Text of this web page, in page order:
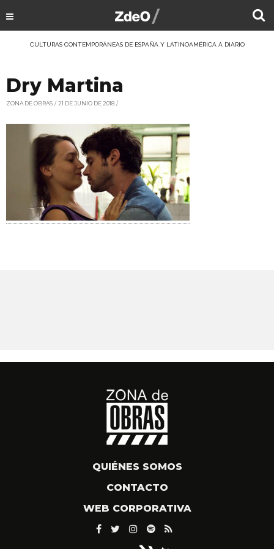
CULTURAS CONTEMPORÁNEAS DE ESPAÑA Y LATINOAMÉRICA A DIARIO
Dry Martina
ZONA DE OBRAS 21 DE JUNIO DE 2018
QUIÉNES SOMOS
CONTACTO
WEB CORPORATIVA